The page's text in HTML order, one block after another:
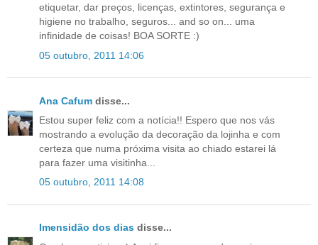
etiquetar, dar preços, licenças, extintores, segurança e
higiene no trabalho, seguros... and so on... uma
infinidade de coisas! BOA SORTE :)
05 outubro, 2011 14:06
Ana Cafum disse...
Estou super feliz com a notícia!! Espero que nos vás
mostrando a evolução da decoração da lojinha e com
certeza que numa próxima visita ao chiado estarei lá
para fazer uma visitinha...
05 outubro, 2011 14:08
Imensidão dos dias disse...